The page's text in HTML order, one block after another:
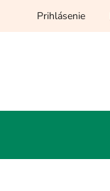
Prihlásenie